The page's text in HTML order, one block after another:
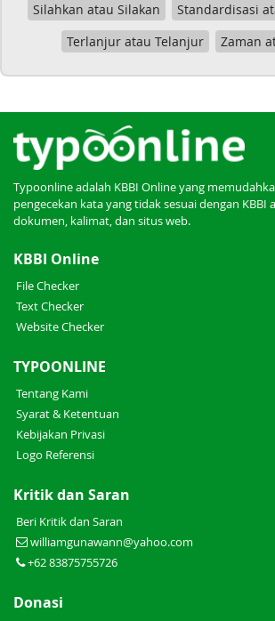
Silahkan atau Silakan
Standardisasi
Terlanjur atau Telanjur
Zaman
Typoonline adalah KBBI Online yang
pengecekan kata yang tidak sesuai dengan KBBI
dokumen, kalimat, dan situs web.
KBBI Online
File Checker
Text Checker
Website Checker
TYPOONLINE
Tentang Kami
Syarat & Ketentuan
Kebijakan Privasi
Logo Referensi
Kritik dan Saran
Beri Kritik dan Saran
williamgunawann@yahoo.com
+62 83875755726
Donasi